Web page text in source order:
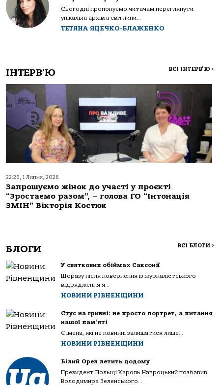
Сьогодні пропонуємо читачам переглянути
унікальні архівні світлини...
ТЕТЯНА ЯЦЕЧКО-БЛАЖЕНКО
ІНТЕРВ'Ю ВСІ ІНТЕРВ'Ю >
22:26, 1 Липня, 2026
Запрошуємо жінок до участі у проєкті
“Зростаємо разом”, – голова ГО “Інтонація
ЗМІН” Вікторія Костюк
БЛОГИ ВСІ БЛОГИ >
У святкових обіймах Саксонії
Щоразу після повернення із журналістського
відрядження я...
НОВИНИ РІВНЕНЩИНИ
Стус на гривні: не просто портрет, а питання
нашої пам’яті
Є імена, які не повинні залишатися лише...
НОВИНИ РІВНЕНЩИНИ
Білий Орел летить додому
Президент Польщі Кароль Навроцький позбавив
Володимира Зеленського...